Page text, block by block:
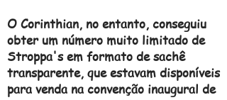
O Corinthian, no entanto, conseguiu
obter um número muito limitado de
Stroppa's em formato de sachê
transparente, que estavam disponíveis
para venda na convenção inaugural de